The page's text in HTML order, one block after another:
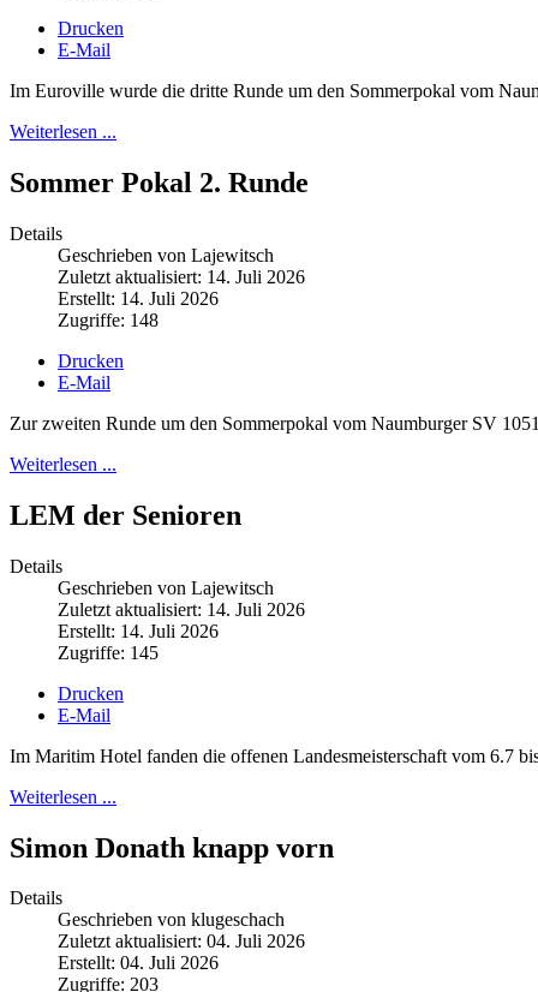
Drucken
E-Mail
Im Euroville wurde die dritte Runde um den Sommerpokal vom
Weiterlesen ...
Sommer Pokal 2. Runde
Details
Geschrieben von Lajewitsch
Zuletzt aktualisiert: 14. Juli 2026
Erstellt: 14. Juli 2026
Zugriffe: 148
Drucken
E-Mail
Zur zweiten Runde um den Sommerpokal vom Naumburger SV
Weiterlesen ...
LEM der Senioren
Details
Geschrieben von Lajewitsch
Zuletzt aktualisiert: 14. Juli 2026
Erstellt: 14. Juli 2026
Zugriffe: 145
Drucken
E-Mail
Im Maritim Hotel fanden die offenen Landesmeisterschaft vom 6.7
Weiterlesen ...
Simon Donath knapp vorn
Details
Geschrieben von klugeschach
Zuletzt aktualisiert: 04. Juli 2026
Erstellt: 04. Juli 2026
Zugriffe: 203